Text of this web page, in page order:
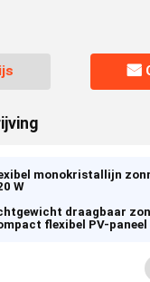
monokristallijn
W
draagbaar
flexibel PV-paneel